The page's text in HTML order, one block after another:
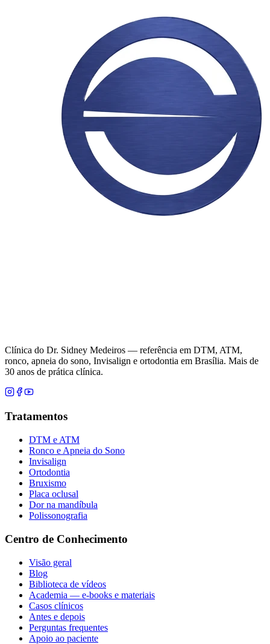
Clínica do Dr. Sidney Medeiros — referência em DTM, ATM,
ronco, apneia do sono, Invisalign e ortodontia em Brasília. Mais de
30 anos de prática clínica.
Tratamentos
DTM e ATM
Ronco e Apneia do Sono
Invisalign
Ortodontia
Bruxismo
Placa oclusal
Dor na mandíbula
Polissonografia
Centro de Conhecimento
Visão geral
Blog
Biblioteca de vídeos
Academia — e-books e materiais
Casos clínicos
Antes e depois
Perguntas frequentes
Apoio ao paciente